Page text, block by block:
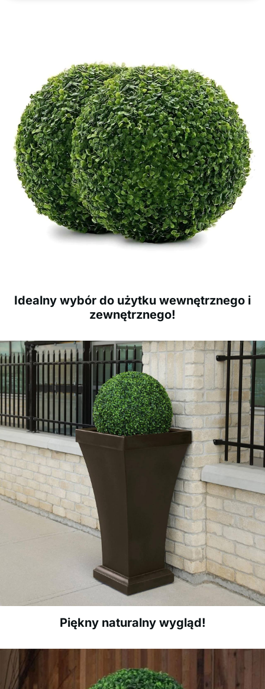
Idealny wybór do użytku wewnętrznego i
zewnętrznego!
Piękny naturalny wygląd!